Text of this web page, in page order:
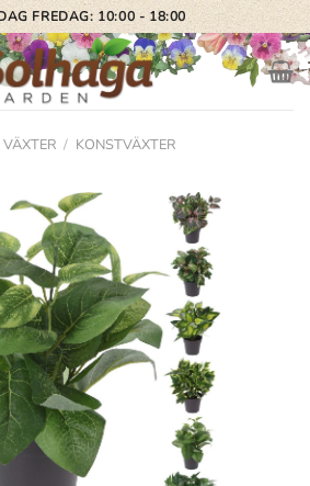
FREDAG: 10:00 - 18:00
VÄXTER / KONSTVÄXTER